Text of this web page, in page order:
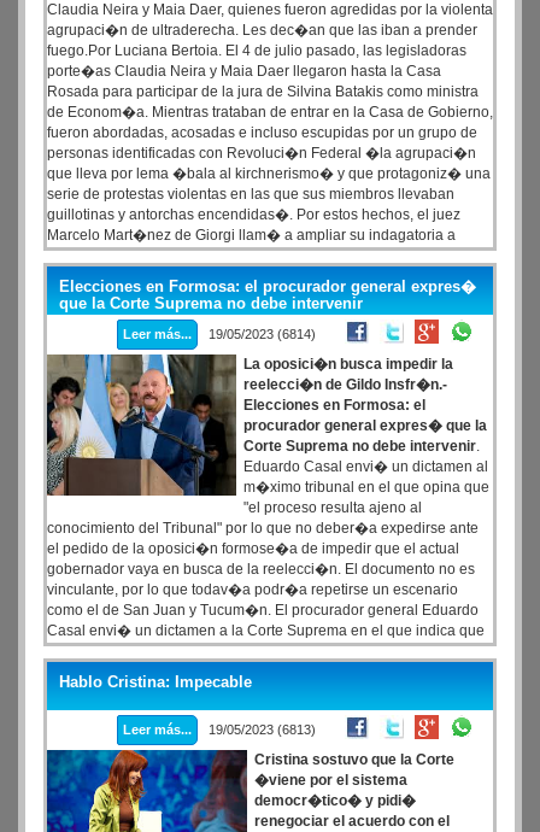
Claudia Neira y Maia Daer, quienes fueron agredidas por la violenta
agrupaci�n de ultraderecha. Les dec�an que las iban a prender
fuego.Por Luciana Bertoia. El 4 de julio pasado, las legisladoras
porte�as Claudia Neira y Maia Daer llegaron hasta la Casa
Rosada para participar de la jura de Silvina Batakis como ministra
de Econom�a. Mientras trataban de entrar en la Casa de Gobierno,
fueron abordadas, acosadas e incluso escupidas por un grupo de
personas identificadas con Revoluci�n Federal �la agrupaci�n
que lleva por lema �bala al kirchnerismo� y que protagoniz� una
serie de protestas violentas en las que sus miembros llevaban
guillotinas y antorchas encendidas�. Por estos hechos, el juez
Marcelo Mart�nez de Giorgi llam� a ampliar su indagatoria a
Jonathan Morel, pero las representantes del Frente de Todos (FdT)
agredidas se presentaron para pedirle que convoque a otros
integrantes del grup�sculo. Entre otros se�alaron a Cristina
Luj�n Romero, amiga de Ximena de Tezanos Pinto �vecina de
Cristina Fern�ndez de Kirchner�, quien les habr�a franqueado el
ingreso al edificio de la vicepresidenta a dos integrantes de
Revoluci�n Federal cuatro d�as antes de que Fernando Sabag
Montiel intentara asesinarla. Revoluci�n Federal se conform�
hace un a�o.
Elecciones en Formosa: el procurador general expres�
que la Corte Suprema no debe intervenir
Leer más... 19/05/2023 (6814)
La oposici�n busca impedir la
reelecci�n de Gildo Insfr�n.-
Elecciones en Formosa: el
procurador general expres� que la
Corte Suprema no debe intervenir.
Eduardo Casal envi� un dictamen al
m�ximo tribunal en el que opina que
"el proceso resulta ajeno al
conocimiento del Tribunal" por lo que no deber�a expedirse ante
el pedido de la oposici�n formose�a de impedir que el actual
gobernador vaya en busca de la reelecci�n. El documento no es
vinculante, por lo que todav�a podr�a repetirse un escenario
como el de San Juan y Tucum�n. El procurador general Eduardo
Casal envi� un dictamen a la Corte Suprema en el que indica que
el m�ximo tribunal no debe intervenir en la elecci�n de Formosa.
Hablo Cristina: Impecable
Leer más... 19/05/2023 (6813)
Cristina sostuvo que la Corte
�viene por el sistema
democr�tico� y pidi�
renegociar el acuerdo con el